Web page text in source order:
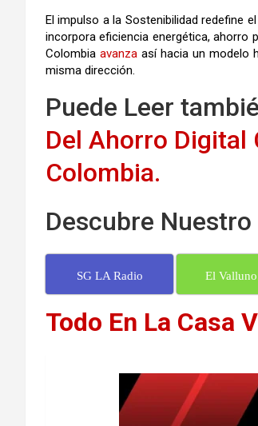
El impulso a la Sostenibilidad redefine
incorpora eficiencia energética, ahorro
Colombia avanzaasí hacia un modelo
misma dirección.
Puede Leer
Del Ahorro Digital
Colombia.
Descubre
SG LA Radio El
Todo En La Casa